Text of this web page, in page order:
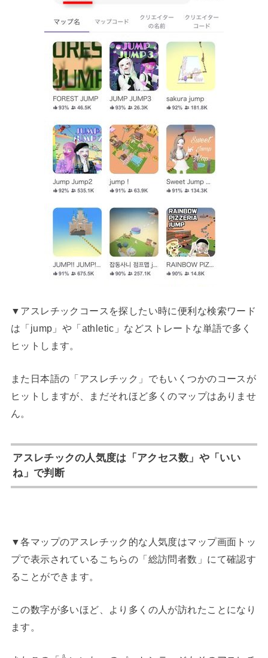
▼アスレチックコースを探したい時に便利な検索ワード
は「jump」や「athletic」などストレートな単語で多く
ヒットします。
また日本語の「アスレチック」でもいくつかのコースが
ヒットしますが、まだそれほど多くのマップはありませ
ん。
アスレチックの人気度は「アクセス数」や「いい
ね」で判断
▼各マップのアスレチック的な人気度はマップ画面トッ
プで表示されているこちらの「総訪問者数」にて確認す
ることができます。
この数字が多いほど、より多くの人が訪れたことになり
ます。